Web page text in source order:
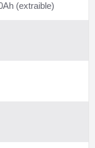
(extraible)